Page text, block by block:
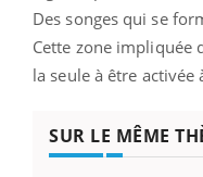
Des songes qui se
Cette zone impliquée
la seule à être activée
SUR LE MÊME